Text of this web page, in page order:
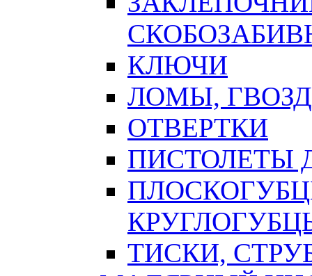
КЛЮЧИ
ЛОМЫ,
ОТВЕРТКИ
ПИСТОЛЕТЫ
ТИСКИ,